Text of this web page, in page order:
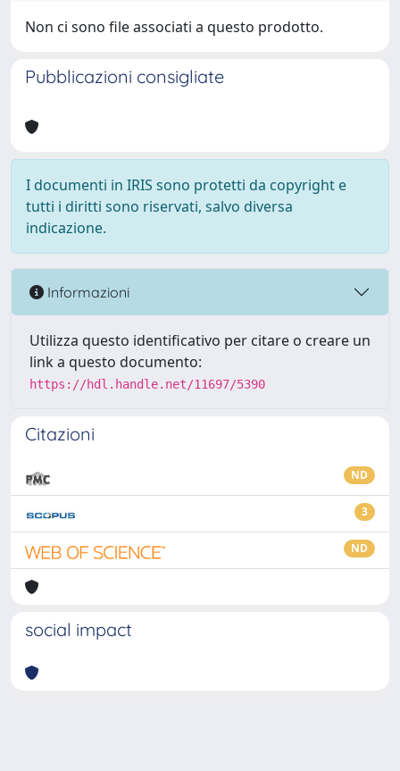
Non ci sono file associati a questo prodotto.
Pubblicazioni consigliate
I documenti in IRIS sono protetti da copyright e
tutti i diritti sono riservati, salvo diversa
indicazione.
Informazioni
Utilizza questo identificativo per citare o creare un
link a questo documento:
https://hdl.handle.net/11697/5390
Citazioni
ND
3
ND
social impact